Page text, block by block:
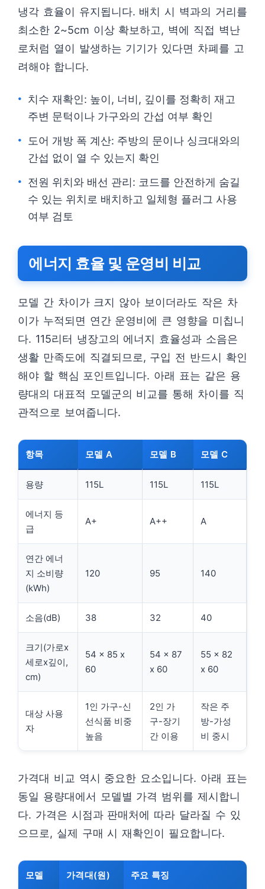
냉각 효율이 유지됩니다. 배치 시 벽과의 거리를
최소한 2~5cm 이상 확보하고, 벽에 직접 벽난
로처럼 열이 발생하는 기기가 있다면 차폐를 고
려해야 합니다.
치수 재확인: 높이, 너비, 깊이를 정확히 재고
주변 문턱이나 가구와의 간섭 여부 확인
도어 개방 폭 계산: 주방의 문이나 싱크대와의
간섭 없이 열 수 있는지 확인
전원 위치와 배선 관리: 코드를 안전하게 숨길
수 있는 위치로 배치하고 일체형 플러그 사용
여부 검토
에너지 효율 및 운영비 비교
모델 간 차이가 크지 않아 보이더라도 작은 차
이가 누적되면 연간 운영비에 큰 영향을 미칩니
다. 115리터 냉장고의 에너지 효율성과 소음은
생활 만족도에 직결되므로, 구입 전 반드시 확인
해야 할 핵심 포인트입니다. 아래 표는 같은 용
량대의 대표적 모델군의 비교를 통해 차이를 직
관적으로 보여줍니다.
항목 모델 A 모델 B 모델 C
용량 115L 115L 115L
에너지 등
급
A+ A++ A
연간 에너
지 소비량
(kWh)
120 95 140
소음(dB) 38 32 40
크기(가로x
세로x깊이,
cm)
54 x 85 x
60
54 x 87
x 60
55 x 82
x 60
대상 사용
자
1인 가구-신
선식품 비중
높음
2인 가
구-장기
간 이용
작은 주
방-가성
비 중시
가격대 비교 역시 중요한 요소입니다. 아래 표는
동일 용량대에서 모델별 가격 범위를 제시합니
다. 가격은 시점과 판매처에 따라 달라질 수 있
으므로, 실제 구매 시 재확인이 필요합니다.
모델 가격대(원) 주요 특징